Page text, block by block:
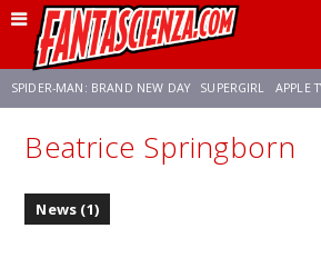
SPIDER-MAN: BRAND NEW DAY SUPERGIRL APPLE
FRANCO RICCIARDIELLO ZENDAYA AVENGERS:
Beatrice Springborn
News (1)